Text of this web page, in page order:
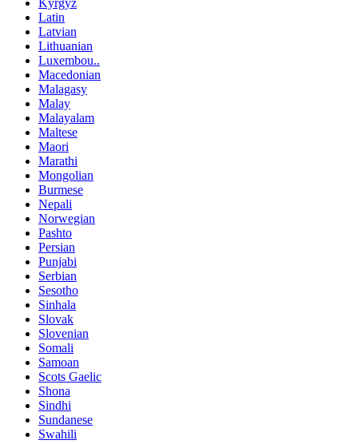
Kyrgyz
Latin
Latvian
Lithuanian
Luxembou..
Macedonian
Malagasy
Malay
Malayalam
Maltese
Maori
Marathi
Mongolian
Burmese
Nepali
Norwegian
Pashto
Persian
Punjabi
Serbian
Sesotho
Sinhala
Slovak
Slovenian
Somali
Samoan
Scots Gaelic
Shona
Sindhi
Sundanese
Swahili